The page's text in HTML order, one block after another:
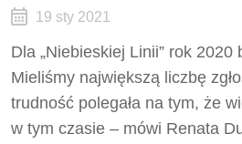
19 sty 2021
Dla „Niebieskiej Linii” rok 2020
Mieliśmy największą liczbę
trudność polegała na tym, że
w tym czasie – mówi Renata